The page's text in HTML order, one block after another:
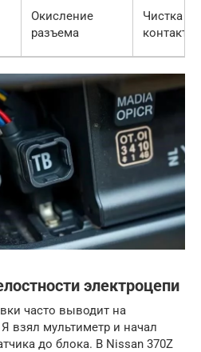
Окисление
разъема
Чистка
контактов
электроцепи
часто выводит на
взял мультиметр и начал
до блока. В Nissan 370Z